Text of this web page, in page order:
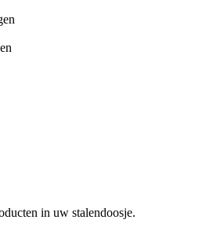
in uw stalendoosje.